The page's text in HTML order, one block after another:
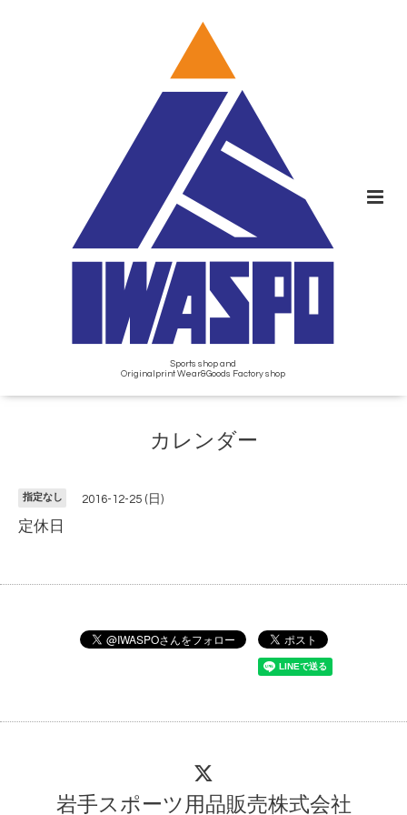
Sports shop and
Originalprint Wear&Goods Factory shop
カレンダー
指定なし 2016-12-25 (日)
定休日
岩手スポーツ用品販売株式会社